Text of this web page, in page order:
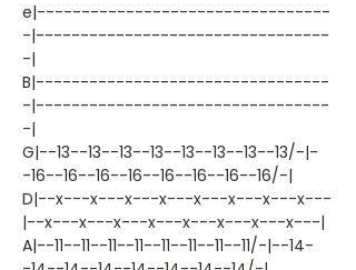
e|---------------------------------
-|---------------------------------
-|
B|---------------------------------
-|---------------------------------
-|
G|--13--13--13--13--13--13--13--13/-|-
-16--16--16--16--16--16--16--16/-|
D|--x---x---x---x---x---x---x---x---
|--x---x---x---x---x---x---x---x---|
A|--11--11--11--11--11--11--11--11/-|--14-